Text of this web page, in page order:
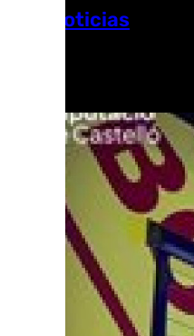
Más noticias